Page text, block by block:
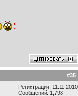
:
#35
Регистрация: 11.11.2010
Сообщений: 1,798